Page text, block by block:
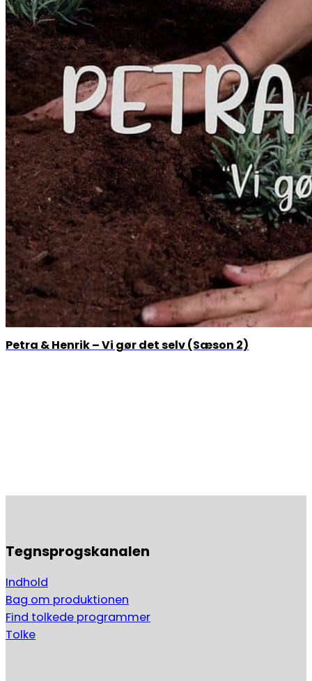
Petra & Henrik – Vi gør det selv (Sæson 2)
Tegnsprogskanalen
Indhold
Bag om produktionen
Find tolkede programmer
Tolke